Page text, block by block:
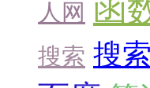
人网 函
搜索 搜